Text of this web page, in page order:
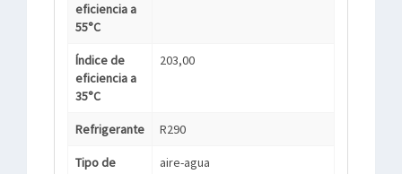
eficiencia a
55°C
Índice de
eficiencia a
35°C
203,00
Refrigerante R290
Tipo de
aire-agua